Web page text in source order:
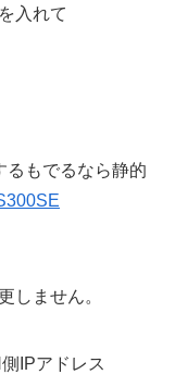
入れて
るもでるなら静的
しません。
IPアドレス